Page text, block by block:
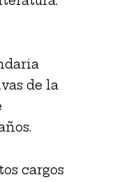
de la
cargos